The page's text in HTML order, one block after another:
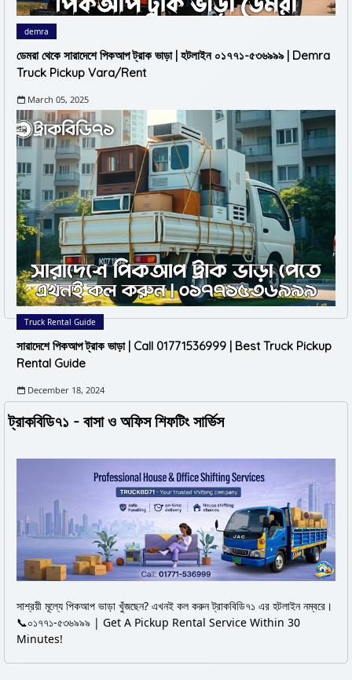
demra
ডেমরা থেকে সারাদেশে পিকআপ ট্রাক ভাড়া | হটলাইন ০১৭৭১-৫৩৬৯৯৯ | Demra
Truck Pickup Vara/Rent
March 05, 2025
Truck Rental Guide
সারাদেশে পিকআপ ট্রাক ভাড়া | Call 01771536999 | Best Truck Pickup
Rental Guide
December 18, 2024
ট্রাকবিডি৭১ - বাসা ও অফিস শিফটিং সার্ভিস
সাশ্রয়ী মূল্যে পিকআপ ভাড়া খুঁজছেন? এখনই কল করুন ট্রাকবিডি৭১ এর হটলাইন নম্বরে।
📞০১৭৭১-৫৩৬৯৯৯ | Get A Pickup Rental Service Within 30
Minutes!